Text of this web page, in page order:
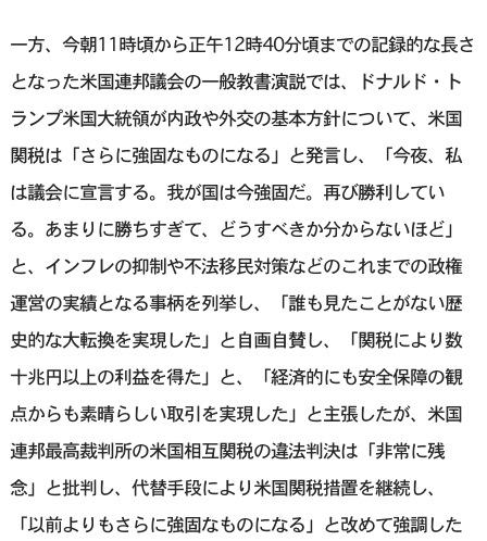
一方、今朝11時頃から正午12時40分頃までの記録的な長さ
となった米国連邦議会の一般教書演説では、ドナルド・ト
ランプ米国大統領が内政や外交の基本方針について、米国
関税は「さらに強固なものになる」と発言し、「今夜、私
は議会に宣言する。我が国は今強固だ。再び勝利してい
る。あまりに勝ちすぎて、どうすべきか分からないほど」
と、インフレの抑制や不法移民対策などのこれまでの政権
運営の実績となる事柄を列挙し、「誰も見たことがない歴
史的な大転換を実現した」と自画自賛し、「関税により数
十兆円以上の利益を得た」と、「経済的にも安全保障の観
点からも素晴らしい取引を実現した」と主張したが、米国
連邦最高裁判所の米国相互関税の違法判決は「非常に残
念」と批判し、代替手段により米国関税措置を継続し、
「以前よりもさらに強固なものになる」と改めて強調した